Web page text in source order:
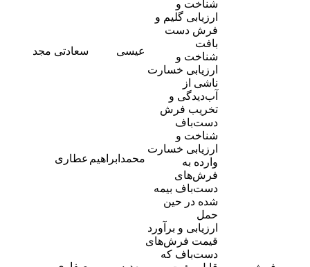
شناخت و
ارزیابی گلیم و
فرش دست
بافت
شناخت و
ارزیابی خسارت
ناشی از
آب‌دیدگی و
تخریب فرش
دست‌باف
شناخت و
ارزیابی خسارت
وارده به
فرش‌های
دست‌باف بیمه
شده در حین
حمل
ارزیابی و برآورد
قیمت فرش‌های
دست‌باف که
عیسی سعادتی مجد
محمدابراهیم عطاری